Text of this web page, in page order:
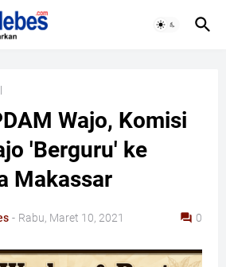
Wajo, Komisi
'Berguru' ke
Makassar
- Rabu, Maret 10, 2021 0